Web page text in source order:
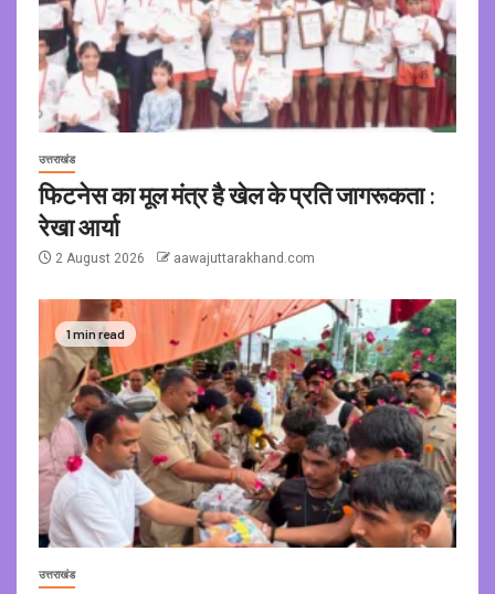
उत्तराखंड
फिटनेस का मूल मंत्र है खेल के प्रति जागरूकता :
रेखा आर्या
2 August 2026 aawajuttarakhand.com
1 min read
उत्तराखंड